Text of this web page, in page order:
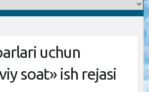
uchun
soat» ish rejasi